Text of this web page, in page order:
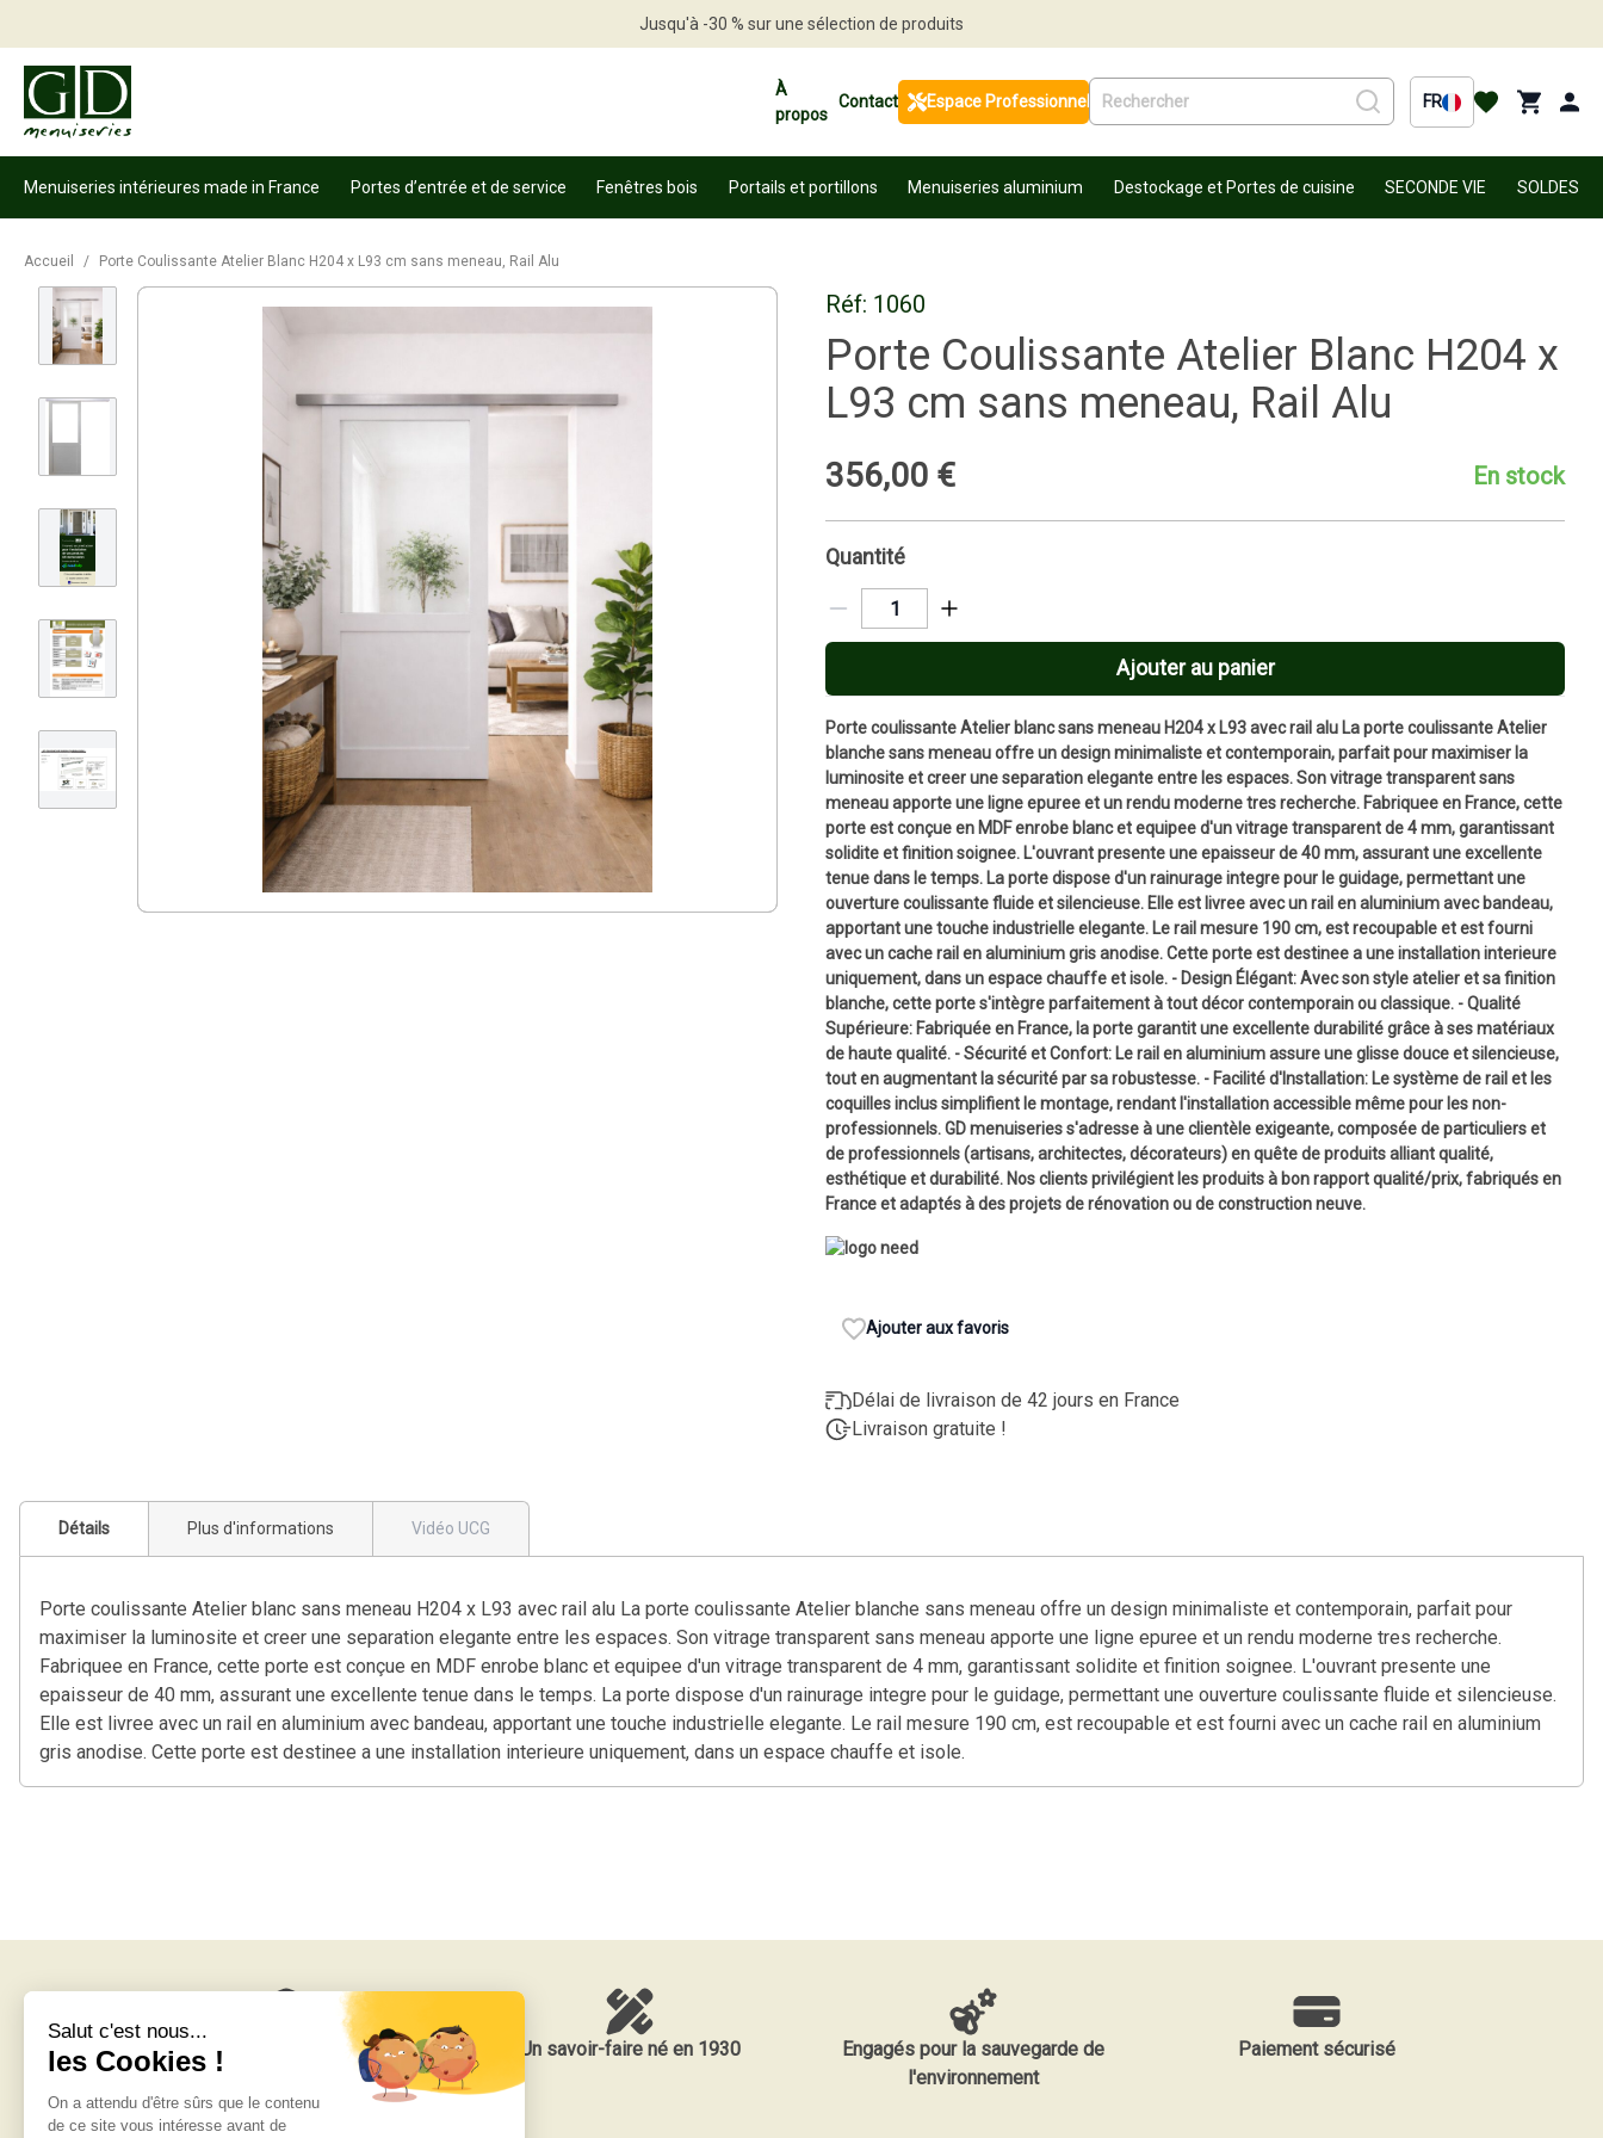
Jusqu'à -30 % sur une sélection de produits
À
propos
Contact Espace Professionnel FR
Menuiseries intérieures made in France Portes d’entrée et de service Fenêtres bois Portails et portillons Menuiseries aluminium Destockage et Portes de cuisine SECONDE VIE SOLDES
Accueil / Porte Coulissante Atelier Blanc H204 x L93 cm sans meneau, Rail Alu
Réf: 1060
Porte Coulissante Atelier Blanc H204 x
L93 cm sans meneau, Rail Alu
356,00 € En stock
Quantité
Ajouter au panier
Porte coulissante Atelier blanc sans meneau H204 x L93 avec rail alu La porte coulissante Atelier
blanche sans meneau offre un design minimaliste et contemporain, parfait pour maximiser la
luminosite et creer une separation elegante entre les espaces. Son vitrage transparent sans
meneau apporte une ligne epuree et un rendu moderne tres recherche. Fabriquee en France, cette
porte est conçue en MDF enrobe blanc et equipee d'un vitrage transparent de 4 mm, garantissant
solidite et finition soignee. L'ouvrant presente une epaisseur de 40 mm, assurant une excellente
tenue dans le temps. La porte dispose d'un rainurage integre pour le guidage, permettant une
ouverture coulissante fluide et silencieuse. Elle est livree avec un rail en aluminium avec bandeau,
apportant une touche industrielle elegante. Le rail mesure 190 cm, est recoupable et est fourni
avec un cache rail en aluminium gris anodise. Cette porte est destinee a une installation interieure
uniquement, dans un espace chauffe et isole. - Design Élégant: Avec son style atelier et sa finition
blanche, cette porte s'intègre parfaitement à tout décor contemporain ou classique. - Qualité
Supérieure: Fabriquée en France, la porte garantit une excellente durabilité grâce à ses matériaux
de haute qualité. - Sécurité et Confort: Le rail en aluminium assure une glisse douce et silencieuse,
tout en augmentant la sécurité par sa robustesse. - Facilité d'Installation: Le système de rail et les
coquilles inclus simplifient le montage, rendant l'installation accessible même pour les non-
professionnels. GD menuiseries s'adresse à une clientèle exigeante, composée de particuliers et
de professionnels (artisans, architectes, décorateurs) en quête de produits alliant qualité,
esthétique et durabilité. Nos clients privilégient les produits à bon rapport qualité/prix, fabriqués en
France et adaptés à des projets de rénovation ou de construction neuve.
Ajouter aux favoris
Délai de livraison de 42 jours en France
Livraison gratuite !
Détails Plus d'informations Vidéo UCG
Porte coulissante Atelier blanc sans meneau H204 x L93 avec rail alu La porte coulissante Atelier blanche sans meneau offre un design minimaliste et contemporain, parfait pour
maximiser la luminosite et creer une separation elegante entre les espaces. Son vitrage transparent sans meneau apporte une ligne epuree et un rendu moderne tres recherche.
Fabriquee en France, cette porte est conçue en MDF enrobe blanc et equipee d'un vitrage transparent de 4 mm, garantissant solidite et finition soignee. L'ouvrant presente une
epaisseur de 40 mm, assurant une excellente tenue dans le temps. La porte dispose d'un rainurage integre pour le guidage, permettant une ouverture coulissante fluide et silencieuse.
Elle est livree avec un rail en aluminium avec bandeau, apportant une touche industrielle elegante. Le rail mesure 190 cm, est recoupable et est fourni avec un cache rail en aluminium
gris anodise. Cette porte est destinee a une installation interieure uniquement, dans un espace chauffe et isole.
Livraison gratuite Un savoir-faire né en 1930
Engagés pour la sauvegarde de
l'environnement
Paiement sécurisé